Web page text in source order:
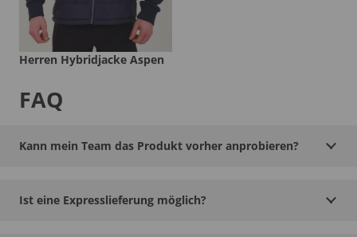
Herren Hybridjacke Aspen
FAQ
Kann mein Team das Produkt vorher anprobieren?
Ist eine Expresslieferung möglich?